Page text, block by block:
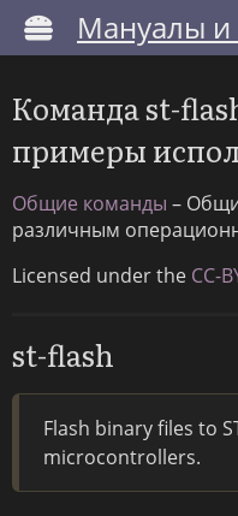
Мануалы и
Команда st-
примеры
Общие команды –
различным
Licensed under the CC-
st-flash
Flash binary files to
microcontrollers.